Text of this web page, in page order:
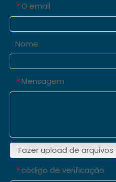
* O email
Nome
* Mensagem
Fazer upload de arquivos
* código de verificação